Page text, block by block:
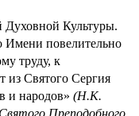
Культуры.
Имени повелительно
труду, к
из Святого Сергия
и народов» (Н.К.
Преподобного